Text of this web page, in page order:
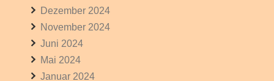
Dezember 2024
November 2024
Juni 2024
Mai 2024
Januar 2024